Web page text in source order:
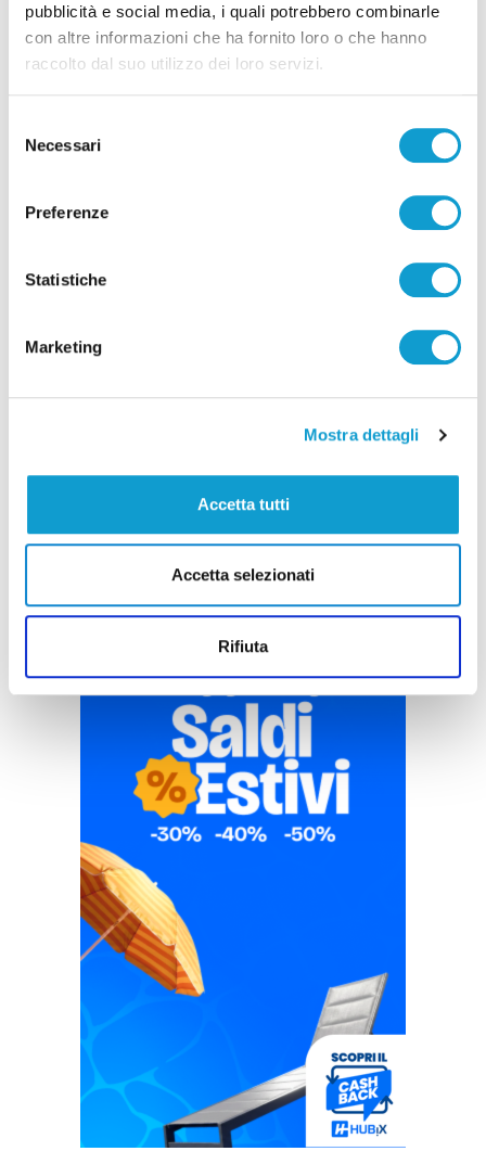
pubblicità e social media, i quali potrebbero combinarle
con altre informazioni che ha fornito loro o che hanno
raccolto dal suo utilizzo dei loro servizi.
delNecessari
Preferenze
Statistiche
Marketing
Mostra dettagli
Accetta tutti
Accetta selezionati
Rifiuta
Coppa Italia Serie C - Biglietti ancora bloccati
Comitato sicurezza
Pubblicità